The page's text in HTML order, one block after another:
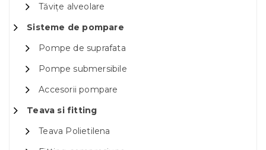
Tăvițe alveolare
Sisteme de pompare
Pompe de suprafata
Pompe submersibile
Accesorii pompare
Teava si fitting
Teava Polietilena